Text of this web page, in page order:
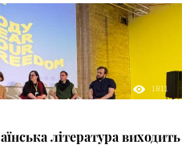
1811
література виходить